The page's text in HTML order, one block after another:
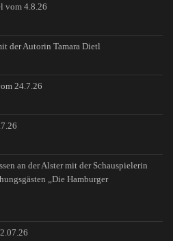
vom 4.8.26
der Autorin Tamara Dietl
24.7.26
an der Alster mit der Schauspielerin
„Die Hamburger